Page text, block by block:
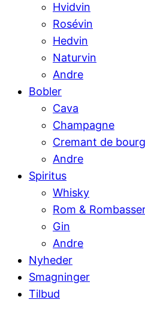
Hvidvin
Rosévin
Hedvin
Naturvin
Andre
Bobler
Cava
Champagne
Cremant de
Andre
Spiritus
Whisky
Rom &
Gin
Andre
Nyheder
Smagninger
Tilbud